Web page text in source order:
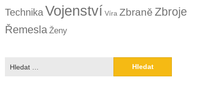
TechnikaVojenství Víra Zbraně Zbroje
Řemesla Ženy